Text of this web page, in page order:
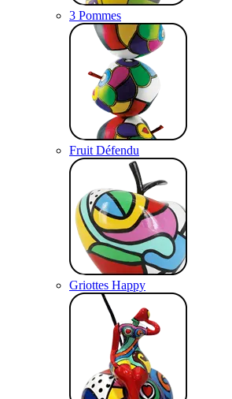
3 Pommes
Fruit Défendu
Griottes Happy